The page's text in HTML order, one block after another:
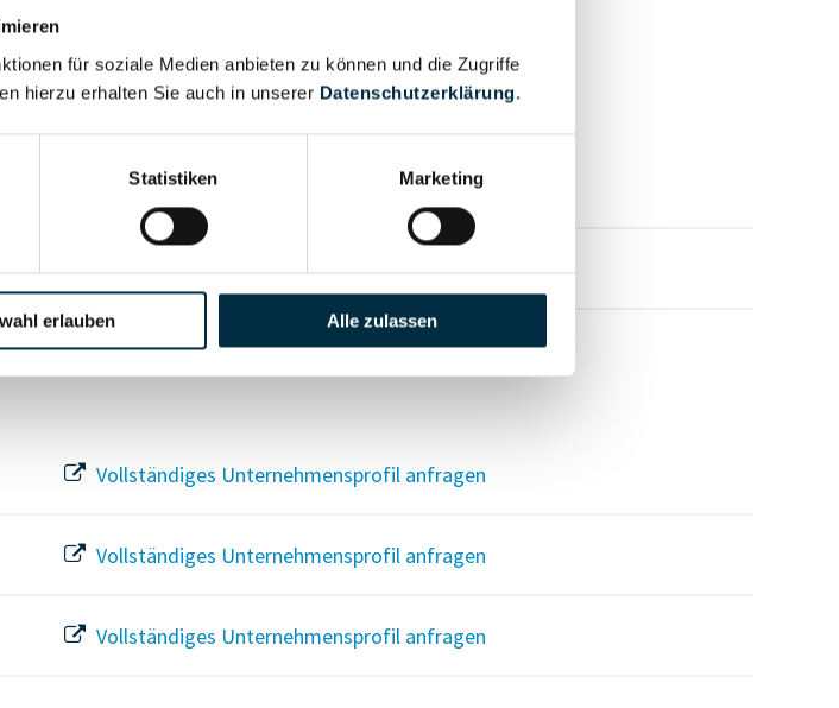
für soziale Medien anbieten zu können und die Zugriffe
hierzu erhalten Sie auch in unserer Datenschutzerklärung.
Statistiken Marketing
erlauben Alle zulassen
Für registrierte Nutzer
Vollständiges Unternehmensprofil anfragen
Vollständiges Unternehmensprofil anfragen
Vollständiges Unternehmensprofil anfragen
Vollständiges Unternehmensprofil anfragen